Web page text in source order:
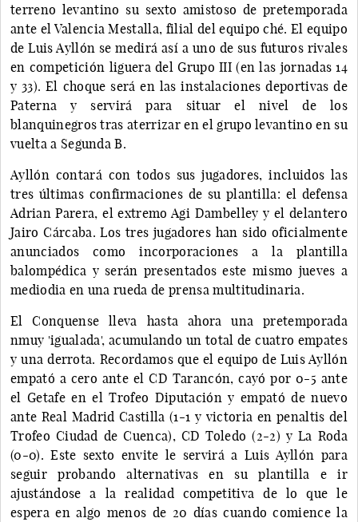
terreno levantino su sexto amistoso de pretemporada
ante el Valencia Mestalla, filial del equipo ché. El equipo
de Luis Ayllón se medirá así a uno de sus futuros rivales
en competición liguera del Grupo III (en las jornadas 14
y 33). El choque será en las instalaciones deportivas de
Paterna y servirá para situar el nivel de los
blanquinegros tras aterrizar en el grupo levantino en su
vuelta a Segunda B.
Ayllón contará con todos sus jugadores, incluidos las
tres últimas confirmaciones de su plantilla: el defensa
Adrian Parera, el extremo Agi Dambelley y el delantero
Jairo Cárcaba. Los tres jugadores han sido oficialmente
anunciados como incorporaciones a la plantilla
balompédica y serán presentados este mismo jueves a
mediodia en una rueda de prensa multitudinaria.
El Conquense lleva hasta ahora una pretemporada
nmuy 'igualada', acumulando un total de cuatro empates
y una derrota. Recordamos que el equipo de Luis Ayllón
empató a cero ante el CD Tarancón, cayó por 0-5 ante
el Getafe en el Trofeo Diputación y empató de nuevo
ante Real Madrid Castilla (1-1 y victoria en penaltis del
Trofeo Ciudad de Cuenca), CD Toledo (2-2) y La Roda
(0-0). Este sexto envite le servirá a Luis Ayllón para
seguir probando alternativas en su plantilla e ir
ajustándose a la realidad competitiva de lo que le
espera en algo menos de 20 días cuando comience la